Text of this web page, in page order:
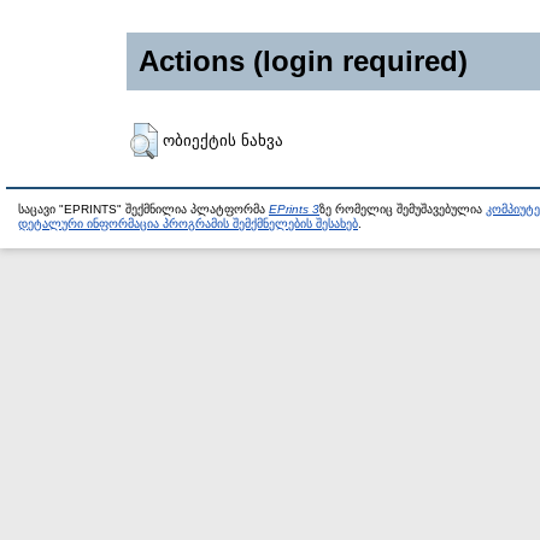
Actions (login required)
ობიექტის ნახვა
საცავი "EPRINTS" შექმნილია პლატფორმა EPrints 3ზე რომელიც შემუშავებულია
დეტალური ინფორმაცია პროგრამის შემქმნელების შესახებ.